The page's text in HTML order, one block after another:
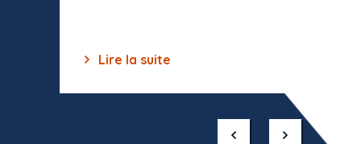
Lire la suite